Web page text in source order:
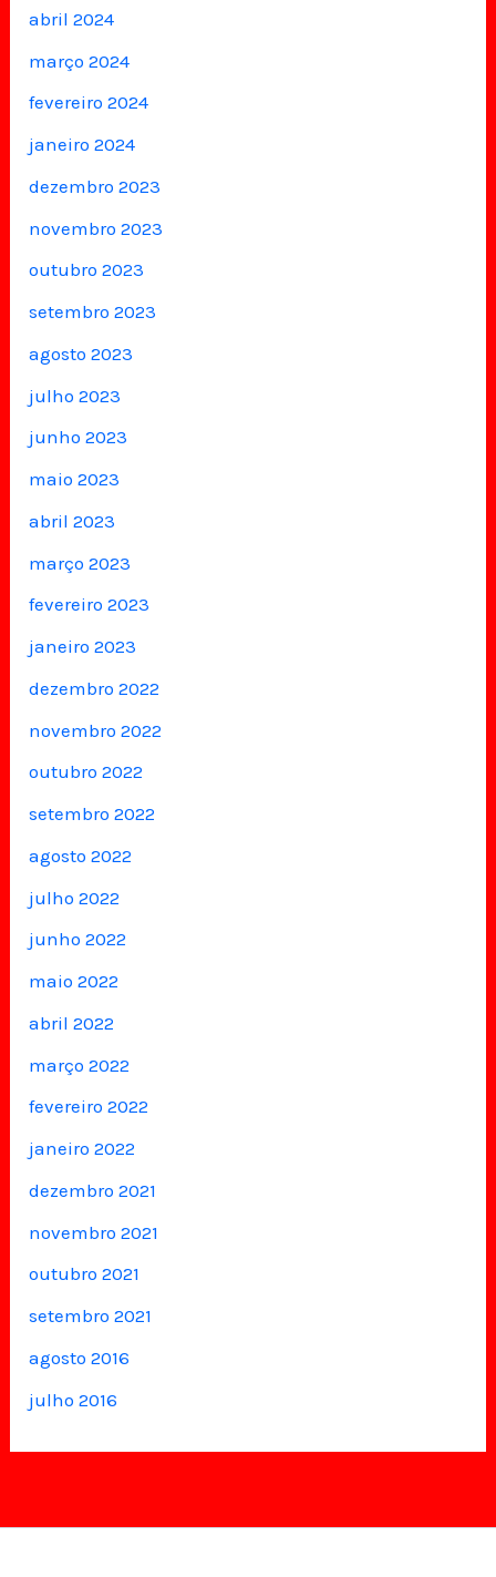
abril 2024
março 2024
fevereiro 2024
janeiro 2024
dezembro 2023
novembro 2023
outubro 2023
setembro 2023
agosto 2023
julho 2023
junho 2023
maio 2023
abril 2023
março 2023
fevereiro 2023
janeiro 2023
dezembro 2022
novembro 2022
outubro 2022
setembro 2022
agosto 2022
julho 2022
junho 2022
maio 2022
abril 2022
março 2022
fevereiro 2022
janeiro 2022
dezembro 2021
novembro 2021
outubro 2021
setembro 2021
agosto 2016
julho 2016